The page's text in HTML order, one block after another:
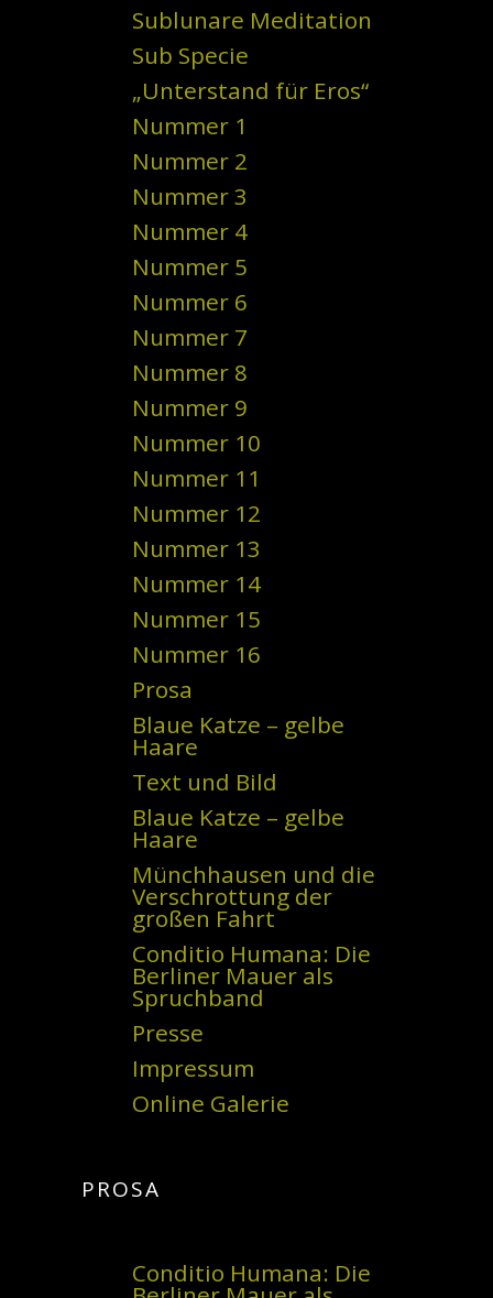
Sublunare Meditation
Sub Specie
„Unterstand für Eros“
Nummer 1
Nummer 2
Nummer 3
Nummer 4
Nummer 5
Nummer 6
Nummer 7
Nummer 8
Nummer 9
Nummer 10
Nummer 11
Nummer 12
Nummer 13
Nummer 14
Nummer 15
Nummer 16
Prosa
Blaue Katze – gelbe
Haare
Text und Bild
Blaue Katze – gelbe
Haare
Münchhausen und die
Verschrottung der
großen Fahrt
Conditio Humana: Die
Berliner Mauer als
Spruchband
Presse
Impressum
Online Galerie
PROSA
Conditio Humana: Die